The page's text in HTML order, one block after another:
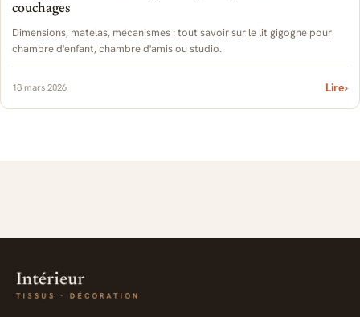
couchages
Dimensions, matelas, mécanismes : tout savoir sur le lit gigogne pour
chambre d'enfant, chambre d'amis ou studio.
18 mars 2026 Lire›